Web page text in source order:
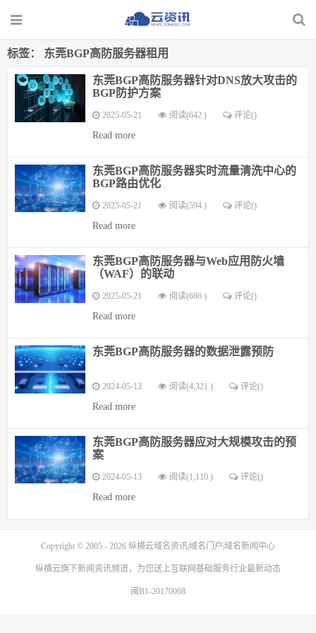
标签： 东莞BGP高防服务器租用
东莞BGP高防服务器针对DNS放大攻击的
BGP防护方案
2025-05-21 阅读(642 ) 评论()
Read more
东莞BGP高防服务器实时流量清洗中心的
BGP路由优化
2025-05-21 阅读(594 ) 评论()
Read more
东莞BGP高防服务器与Web应用防火墙
（WAF）的联动
2025-05-21 阅读(686 ) 评论()
Read more
东莞BGP高防服务器的数据泄露预防
2024-05-13 阅读(4,321 ) 评论()
Read more
东莞BGP高防服务器应对大规模攻击的预
案
2024-05-13 阅读(1,110 ) 评论()
Read more
Copyright © 2005 - 2026 纵横云域名资讯|域名门户|域名新闻中心
纵横云旗下新闻资讯频道，为您送上互联网基础服务行业最新动态
闽B1-20170068